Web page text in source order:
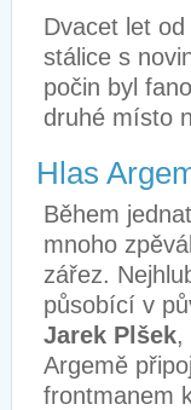
Dvacet let
stálice s
počin byl
druhé místo
Hlas
Během
mnoho
zářez.
působící v
Jarek Plšek,
Argemě
frontmanem